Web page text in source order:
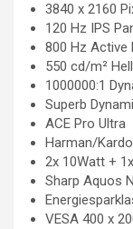
3840 x 2160
120 Hz IPS
800 Hz Active
550 cd/m²
1000000:1
Superb
ACE Pro Ultra
Harman/
2x 10Watt +
Sharp Aquos
VESA 400 x